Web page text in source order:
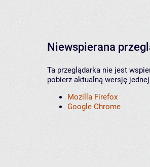
Niewspierana
Ta przeglądarka nie jest
pobierz aktualną wersję
Mozilla Firefox
Google Chrome